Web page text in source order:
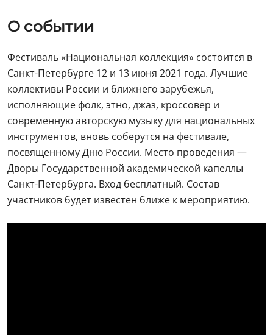
О событии
Фестиваль «Национальная коллекция» состоится в
Санкт-Петербурге 12 и 13 июня 2021 года. Лучшие
коллективы России и ближнего зарубежья,
исполняющие фолк, этно, джаз, кроссовер и
современную авторскую музыку для национальных
инструментов, вновь соберутся на фестивале,
посвященному Дню России. Место проведения —
Дворы Государственной академической капеллы
Санкт-Петербурга. Вход бесплатный. Состав
участников будет известен ближе к мероприятию.